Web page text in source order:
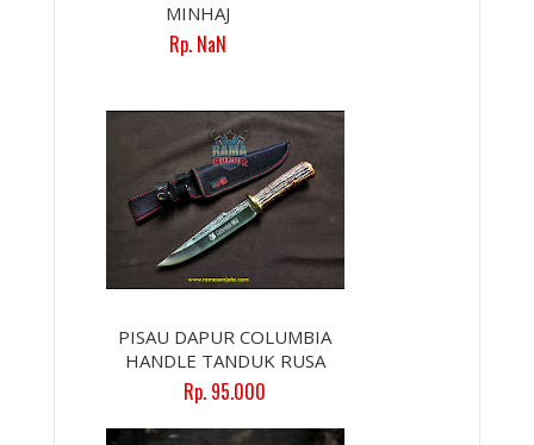
MINHAJ
Rp. NaN
PISAU DAPUR COLUMBIA
HANDLE TANDUK RUSA
Rp. 95.000